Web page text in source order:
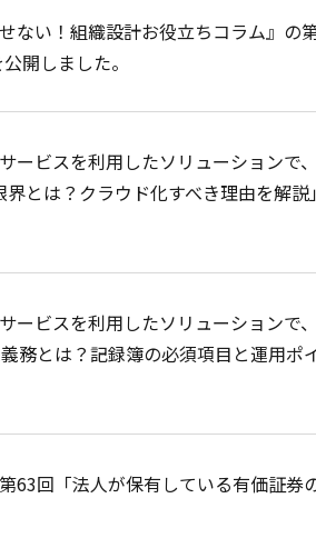
ない！組織設計お役立ちコラム』の
開しました。
ービスを利用したソリューションで
とは？クラウド化すべき理由を解説
ービスを利用したソリューションで
務とは？記録簿の必須項目と運用ポ
63回「法人が保有している有価証券